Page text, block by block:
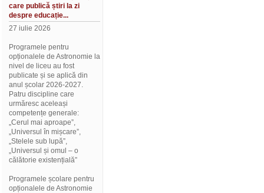
care publică știri la zi
despre educație...
27 iulie 2026
Programele pentru
opționalele de Astronomie la
nivel de liceu au fost
publicate și se aplică din
anul școlar 2026-2027.
Patru discipline care
urmăresc aceleași
competențe generale:
„Cerul mai aproape”,
„Universul în mișcare”,
„Stelele sub lupă”,
„Universul și omul – o
călătorie existențială”
Programele școlare pentru
opționalele de Astronomie